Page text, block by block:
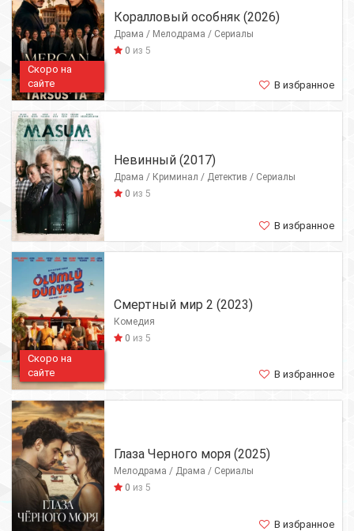
Скоро на
сайте
Коралловый особняк (2026)
Драма / Мелодрама / Сериалы
0 из 5
В избранное
Невинный (2017)
Драма / Криминал / Детектив / Сериалы
0 из 5
В избранное
Скоро на
сайте
Смертный мир 2 (2023)
Комедия
0 из 5
В избранное
Глаза Черного моря (2025)
Мелодрама / Драма / Сериалы
0 из 5
В избранное